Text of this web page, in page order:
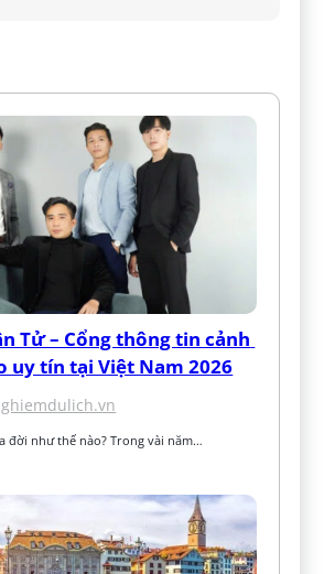
Tử – Cổng thông tin cảnh
uy tín tại Việt Nam 2026
đời như thế nào? Trong vài năm…